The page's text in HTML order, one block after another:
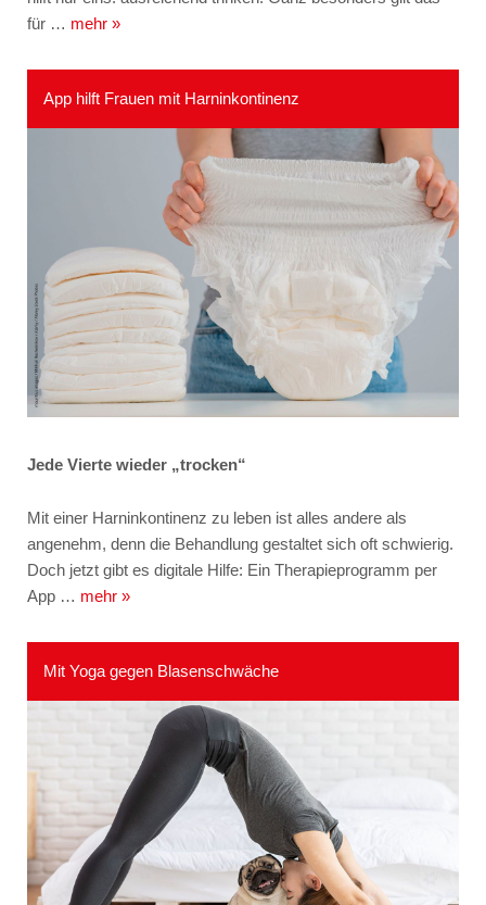
für … mehr »
App hilft Frauen mit Harninkontinenz
Jede Vierte wieder „trocken“
Mit einer Harninkontinenz zu leben ist alles andere als
angenehm, denn die Behandlung gestaltet sich oft schwierig.
Doch jetzt gibt es digitale Hilfe: Ein Therapieprogramm per
App … mehr »
Mit Yoga gegen Blasenschwäche